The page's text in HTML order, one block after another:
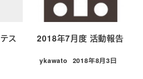
ス
2018年7月度 活動報告
ykawato
投稿日
2018年8月3日